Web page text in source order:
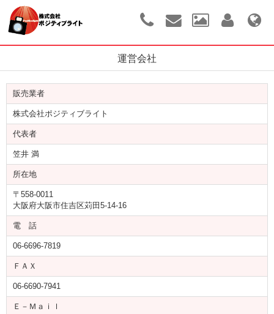
運営会社
販売業者
株式会社ポジティブライト
代表者
笠井 満
所在地
〒558-0011
大阪府大阪市住吉区苅田5-14-16
電 話
06-6696-7819
ＦＡＸ
06-6690-7941
Ｅ－Ｍａｉｌ